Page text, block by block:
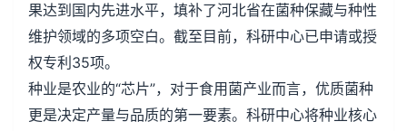
果达到国内先进水平，填补了河北省在菌种保藏与种性
维护领域的多项空白。截至目前，科研中心已申请或授
权专利35项。
种业是农业的“芯片”，对于食用菌产业而言，优质菌种
更是决定产量与品质的第一要素。科研中心将种业核心